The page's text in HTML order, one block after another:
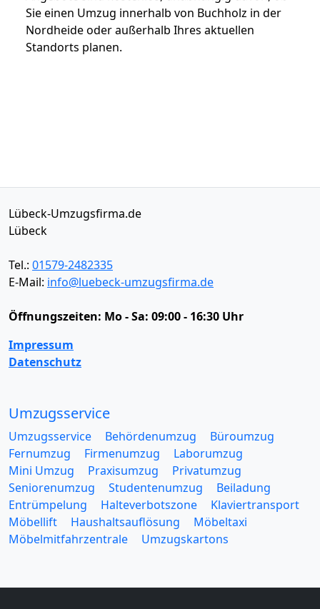
Sie einen Umzug innerhalb von Buchholz in der
Nordheide oder außerhalb Ihres aktuellen
Standorts planen.
Lübeck-Umzugsfirma.de
Lübeck
Tel.: 01579-2482335
E-Mail: info@luebeck-umzugsfirma.de
Öffnungszeiten: Mo - Sa: 09:00 - 16:30 Uhr
Impressum
Datenschutz
Umzugsservice
Umzugsservice Behördenumzug
Büroumzug
Fernumzug
Firmenumzug
Laborumzug
Mini Umzug
Praxisumzug
Privatumzug
Seniorenumzug
Studentenumzug
Beiladung
Entrümpelung
Halteverbotszone
Klaviertransport
Möbellift
Haushaltsauflösung
Möbeltaxi
Möbelmitfahrzentrale
Umzugskartons